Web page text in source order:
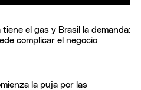
el gas y Brasil la demanda:
complicar el negocio
la puja por las